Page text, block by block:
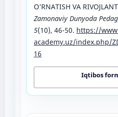
O’RNATISH VA
Zamonaviy Dunyoda
5(10), 46-50. https://
academy.uz/index.php/
16
Iqtibos